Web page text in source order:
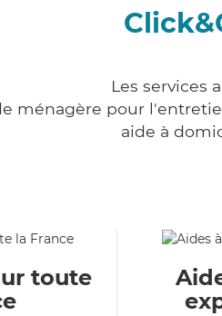
Les services
ménagère pour
aide à
toute